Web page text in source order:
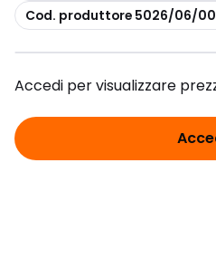
copia
Cod. produttore 5026/06/
Accedi per visualizzare